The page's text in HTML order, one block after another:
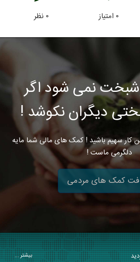
۰ امتیاز ۰ نظر
نمی شود اگر
دیگران نکوشد !
کار سهیم باشید ! کمک های مالی شما مایه
دلگرمی ماست !
کمک های مردمی
بیشتر ...